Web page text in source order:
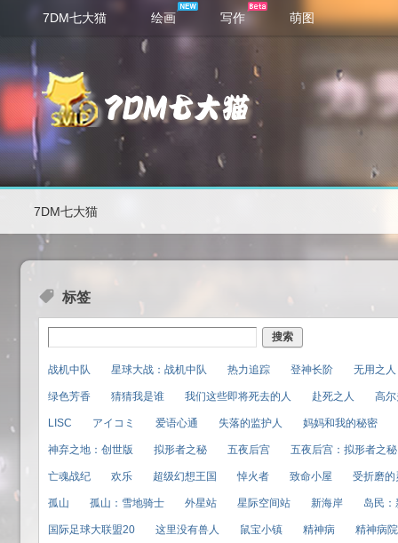
7DM七大猫 绘画 写作 萌图
7DM七大猫
标签
搜索
战机中队 星球大战：战机中队 热力追踪 登神长阶 无用之人
绿色芳香 猜猜我是谁 我们这些即将死去的人 赴死之人 高
LISC アイコミ 爱语心通 失落的监护人 妈妈和我的秘密
神弃之地：创世版 拟形者之秘 五夜后宫 五夜后宫：拟形者之秘
亡魂战纪 欢乐 超级幻想王国 悼火者 致命小屋 受折磨的
孤山 孤山：雪地骑士 外星站 星际空间站 新海岸 岛民：
国际足球大联盟20 这里没有兽人 鼠宝小镇 精神病 精神病